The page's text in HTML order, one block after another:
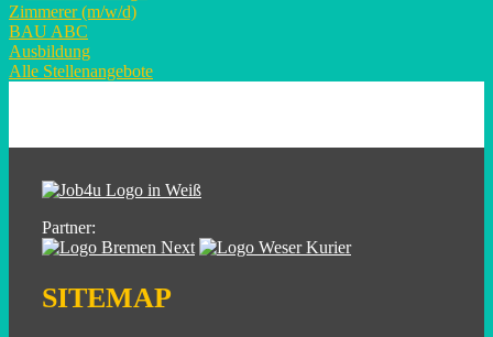
Zimmerer (m/w/d)
BAU ABC
Ausbildung
Alle Stellenangebote
Partner:
SITEMAP